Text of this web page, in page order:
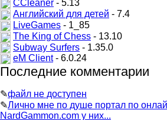
CCleaner - 5.13
Английский для детей - 7.4
LiveGames - 1_85
The King of Chess - 13.10
Subway Surfers - 1.35.0
eM Client- 6.0.24
Последние комментарии
✎файл не доступен
✎Лично мне по душе портал по
NardGammon.com у них...